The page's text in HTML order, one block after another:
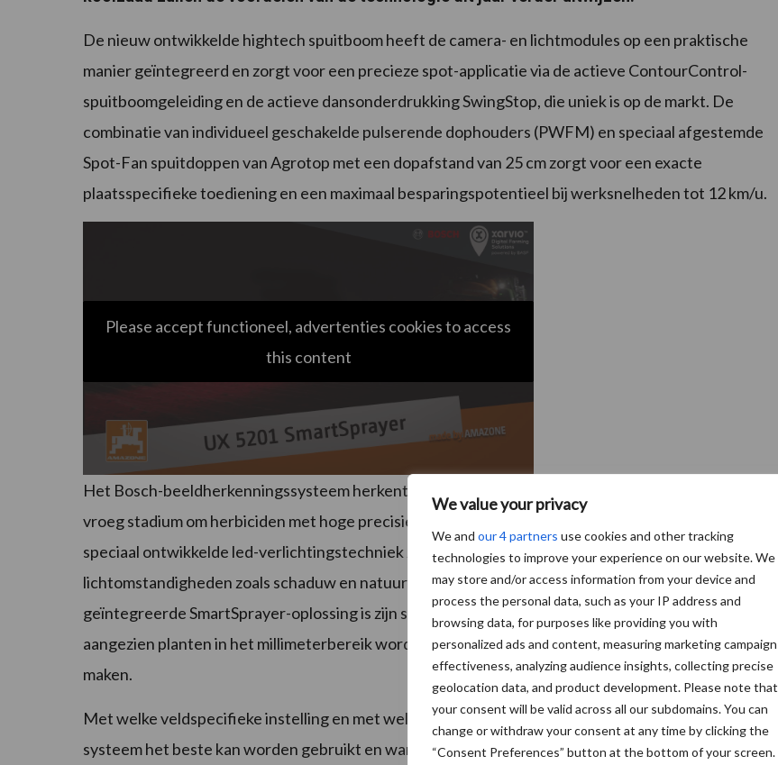
We value your privacy
We and our 4 partners use cookies and other tracking
technologies to improve your experience on our website. We
may store and/or access information from your device and
process the personal data, such as your IP address and
browsing data, for purposes like providing you with
personalized ads and content, measuring marketing campaign
effectiveness, analyzing audience insights, collecting precise
geolocation data, and product development. Please note that
your consent will be valid across all our subdomains. You can
change or withdraw your consent at any time by clicking the
“Consent Preferences” button at the bottom of your screen.
De nieuw ontwikkelde hightech spuitboom heeft de camera- en lichtmodules op een praktische
manier geïntegreerd en zorgt voor een precieze spot-applicatie via de actieve ContourControl-
spuitboomgeleiding en de actieve dansonderdrukking SwingStop, die uniek is op de markt. De
combinatie van individueel geschakelde pulserende dophouders (PWFM) en speciaal afgestemde
Spot-Fan spuitdoppen van Agrotop met een dopafstand van 25 cm zorgt voor een exacte
plaatsspecifieke toediening en een maximaal besparingspotentieel bij werksnelheden tot 12 km/u.
Please accept functioneel, advertenties cookies to access
this content
Het Bosch-beeldherkenningssysteem herkent bestaand onkruid in milliseconden vanaf een zeer
vroeg stadium om herbiciden met hoge precisie en efficiënt op het doelvlak toe te dienen. De
speciaal ontwikkelde led-verlichtingstechniek zorgt voor ondersteuning bij moeilijke
lichtomstandigheden zoals schaduw en natuurlijk ‘s nachts. Een ander voordeel van de
geïntegreerde SmartSprayer-oplossing is zijn superioriteit ten opzichte van satellieten en drones,
aangezien planten in het millimeterbereik worden herkend en toepassingen in realtime mogelijk
maken.
Met welke veldspecifieke instelling en met welk aanbevolen herbicidenmengsel het SmartSpraying-
systeem het beste kan worden gebruikt en wanneer, is gebaseerd op de uitgebreide xarvio ™